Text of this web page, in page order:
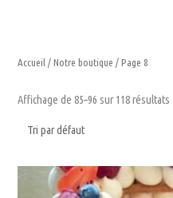
Accueil/Notre boutique / Page 8
Affichage de 85–96 sur 118 résultats